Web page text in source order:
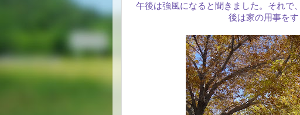
午後は強風になると聞きました。それで
後は家の用事をす